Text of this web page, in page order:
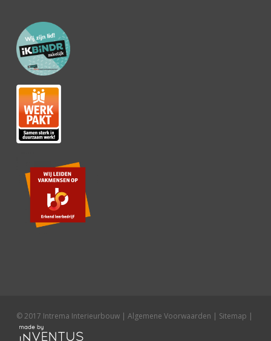
© 2017 Intrema Interieurbouw | Algemene Voorwaarden | Sitemap |